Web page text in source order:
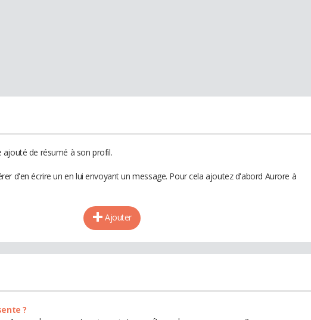
ajouté de résumé à son profil.
d'en écrire un en lui envoyant un message. Pour cela ajoutez d'abord Aurore à
Ajouter
?